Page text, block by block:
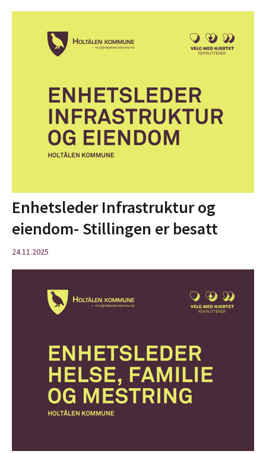
Enhetsleder Infrastruktur og
eiendom- Stillingen er besatt
24.11.2025